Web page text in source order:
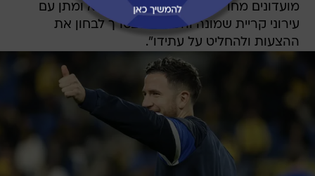
מועדונים מחו"ל מעוניינים לפתוח במשא ומתן עם
עירוני קריית שמונה והפרואני יצטרך לבחון את
ההצעות ולהחליט על עתידו".